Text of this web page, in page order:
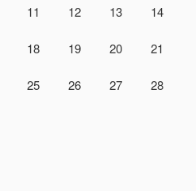
11 12 13 14
18 19 20 21
25 26 27 28